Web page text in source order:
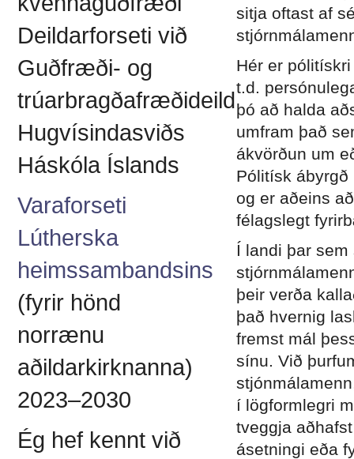
sitja oftast af
Hér er
t.d.
þó að halda
umfram það
ákvörðun um
Pólitísk ábyrgð
og er aðeins
félagslegt
Í landi þar
þeir verða
það hvernig
fremst mál
sínu. Við
í lögformlegri
tveggja
ásetningi eða
Deildarforseti við
Guðfræði- og
trúarbragðafræðideild
Hugvísindasviðs
Háskóla Íslands
Varaforseti
Lútherska
heimssambandsins
(fyrir hönd
norrænu
aðildarkirknanna)
2023–2030
Ég hef kennt við